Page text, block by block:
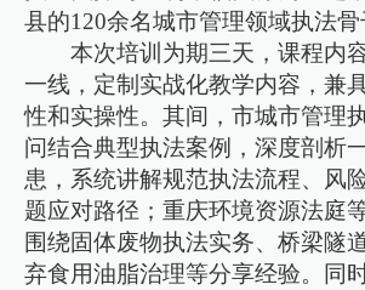
县的120余名城市管理领域执法骨
本次培训为期三天，课程内
一线，定制实战化教学内容，兼
性和实操性。其间，市城市管理
问结合典型执法案例，深度剖析
患，系统讲解规范执法流程、风
题应对路径；重庆环境资源法庭
围绕固体废物执法实务、桥梁隧
弃食用油脂治理等分享经验。同